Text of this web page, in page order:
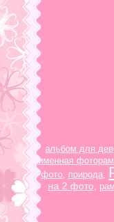
альбом для
именная
фото, природа,
на 2 фото,